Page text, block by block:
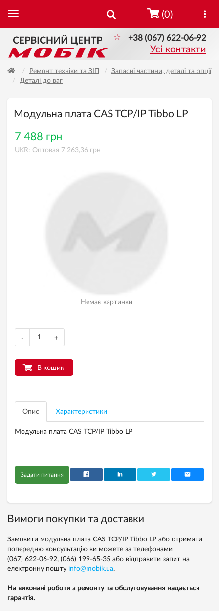
+38 (067) 622-06-92
Усі контакти
(0)
Ремонт техніки та ЗІП
Запасні частини, деталі та опції
Деталі до ваг
Модульна плата CAS TCP/IP Tibbo LP
7 488 грн
UKR: Оптовая 7 263,36 грн
Немає картинки
- +
В кошик
Опис Характеристики
Модульна плата CAS TCP/IP Tibbo LP
Задати питання
Вимоги покупки та доставки
Замовити модульна плата CAS TCP/IP Tibbo LP або отримати
попередню консультацію ви можете за телефонами
(067) 622-06-92, (066) 199-65-35 або відправити запит на
електронну пошту info@mobik.ua.
На виконані роботи з ремонту та обслуговування надається
гарантія.